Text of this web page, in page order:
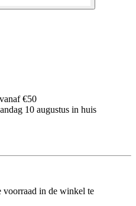
€50
10 augustus in huis
voorraad in de winkel te